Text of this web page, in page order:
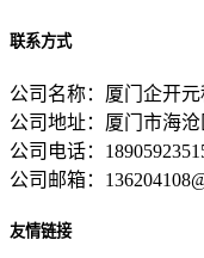
联系方式
公司名称：厦门企开
公司地址：厦门市海
公司电话：
公司邮箱：
友情链接